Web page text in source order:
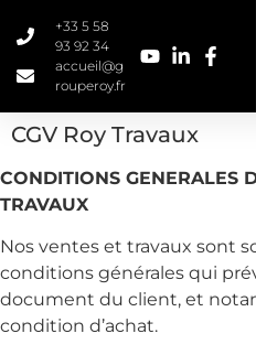
+33 5 58
93 92 34
accueil@g
rouperoy.fr
LinkedIn
YouTube
CGV Roy Travaux
CONDITIONS GENERALES
TRAVAUX
Nos ventes et travaux sont
conditions générales qui
document du client, et
condition d’achat.